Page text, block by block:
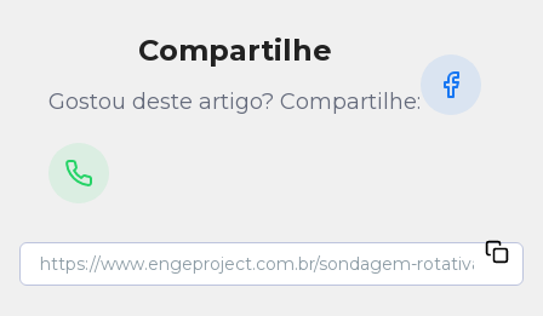
Compartilhe
Gostou deste artigo? Compartilhe: